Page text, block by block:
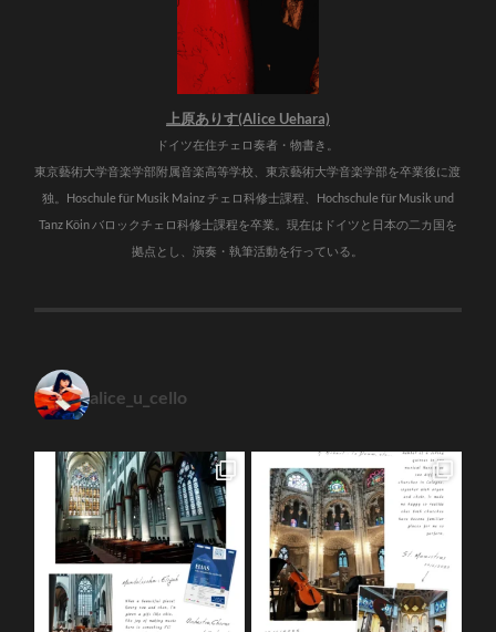
上原ありす(Alice Uehara)
ドイツ在住チェロ奏者・物書き。
東京藝術大学音楽学部附属音楽高等学校、東京藝術大学音楽学部を卒業後に渡
独。Hoschule für Musik Mainz チェロ科修士課程、Hochschule für Musik und
Tanz Köin バロックチェロ科修士課程を卒業。現在はドイツと日本の二カ国を
拠点とし、演奏・執筆活動を行っている。
alice_u_cello